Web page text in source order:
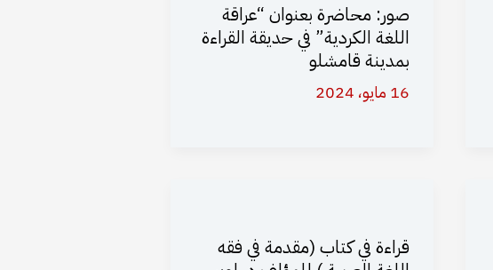
صور: محاضرة بعنوان “عراقة
اللغة الكردية” في حديقة القراءة
بمدينة قامشلو
16 مايو، 2024
قراءة في كتاب (مقدمة في فقه